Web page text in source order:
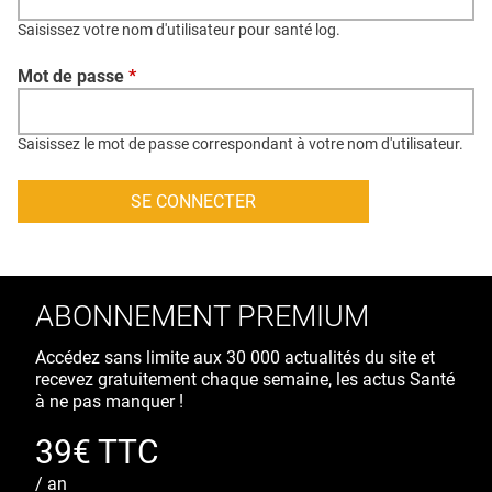
CONTACT
CRÉDITS
Saisissez votre nom d'utilisateur pour santé log.
Mot de passe *
Saisissez le mot de passe correspondant à votre nom d'utilisateur.
ABONNEMENT PREMIUM
Accédez sans limite aux 30 000 actualités du site et
recevez gratuitement chaque semaine, les actus Santé
à ne pas manquer !
39€ TTC
/ an